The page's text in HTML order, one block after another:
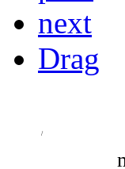
next
Drag
/